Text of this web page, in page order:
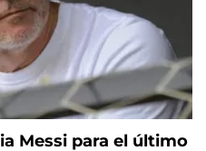
Messi para el último